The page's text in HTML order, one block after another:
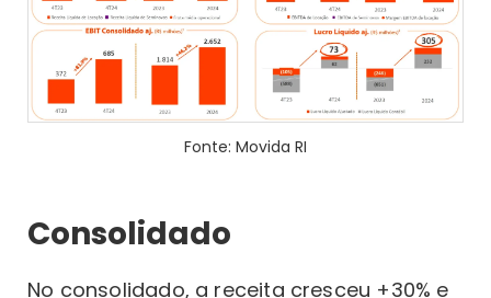
Fonte: Movida RI
Consolidado
No consolidado, a receita cresceu +30% e